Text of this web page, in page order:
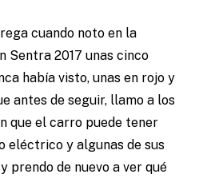
cuando noto en la
Sentra 2017 unas cinco
había visto, unas en rojo y
antes de seguir, llamo a los
que el carro puede tener
eléctrico y algunas de sus
prendo de nuevo a ver qué